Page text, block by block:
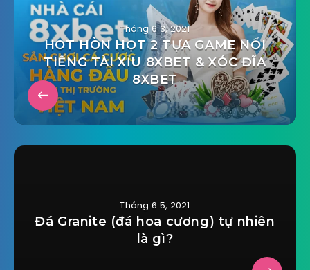
Tháng 6 3, 2021
HOT HÒN HỌT 2 TỰA GAME NỔI
TIẾNG TÀI XỈU 8XBET & XÓC ĐĨA
8XBET
Tháng 6 5, 2021
Đá Granite (đá hoa cương) tự nhiên
là gì?